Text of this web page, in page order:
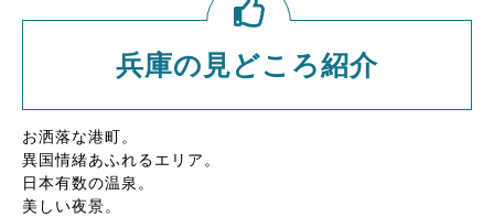
兵庫の見どころ紹介
お洒落な港町。
異国情緒あふれるエリア。
日本有数の温泉。
美しい夜景。